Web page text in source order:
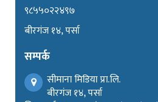
९८५५०२२४९७
बीरगंज १४, पर्सा
सम्पर्क
सीमाना मिडिया प्रा.लि.
बीरगंज १४, पर्सा